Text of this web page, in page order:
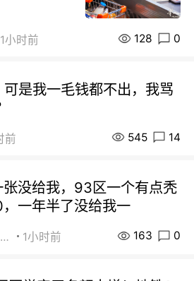
1小时前 128 0
是我一毛钱都不出，我骂
前 545 14
没给我，93区一个有点秃
一年半了没给我一
街友42612092 1小时前 163 0